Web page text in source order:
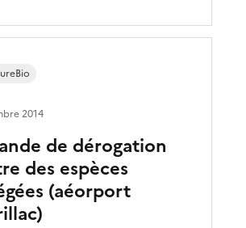
de dérogation
des espèces
(aéorport
2014